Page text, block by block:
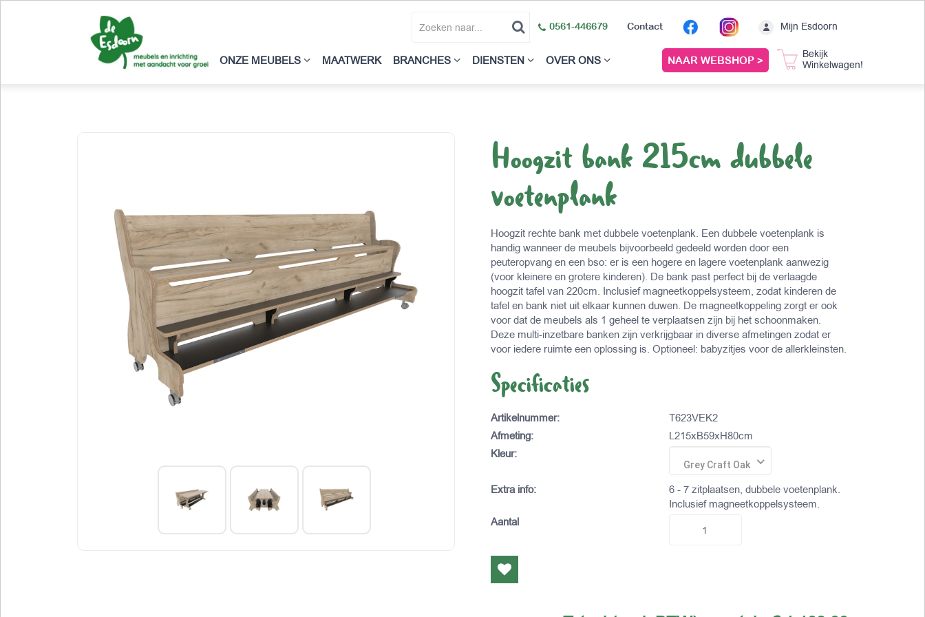
0561-446679 Contact Mijn Esdoorn
ONZE MEUBELS MAATWERK BRANCHES DIENSTEN OVER ONS NAAR WEBSHOP >
Bekijk
Winkelwagen!
Hoogzit bank 215cm dubbele
voetenplank
Hoogzit rechte bank met dubbele voetenplank. Een dubbele voetenplank is
handig wanneer de meubels bijvoorbeeld gedeeld worden door een
peuteropvang en een bso: er is een hogere en lagere voetenplank aanwezig
(voor kleinere en grotere kinderen). De bank past perfect bij de verlaagde
hoogzit tafel van 220cm. Inclusief magneetkoppelsysteem, zodat kinderen de
tafel en bank niet uit elkaar kunnen duwen. De magneetkoppeling zorgt er ook
voor dat de meubels als 1 geheel te verplaatsen zijn bij het schoonmaken.
Deze multi-inzetbare banken zijn verkrijgbaar in diverse afmetingen zodat er
voor iedere ruimte een oplossing is. Optioneel: babyzitjes voor de allerkleinsten.
Specificaties
Artikelnummer:
T623VEK2
Afmeting:
L215xB59xH80cm
Kleur:
Grey Craft Oak
Extra info:
6 - 7 zitplaatsen, dubbele voetenplank.
Inclusief magneetkoppelsysteem.
Aantal